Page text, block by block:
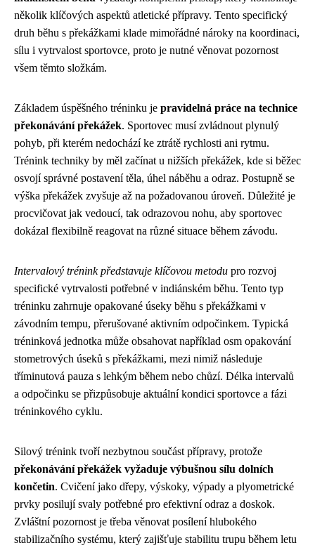
několik klíčových aspektů atletické přípravy. Tento specifický
druh běhu s překážkami klade mimořádné nároky na koordinaci,
sílu i vytrvalost sportovce, proto je nutné věnovat pozornost
všem těmto složkám.
Základem úspěšného tréninku je pravidelná práce na technice
překonávání překážek. Sportovec musí zvládnout plynulý
pohyb, při kterém nedochází ke ztrátě rychlosti ani rytmu.
Trénink techniky by měl začínat u nižších překážek, kde si běžec
osvojí správné postavení těla, úhel náběhu a odraz. Postupně se
výška překážek zvyšuje až na požadovanou úroveň. Důležité je
procvičovat jak vedoucí, tak odrazovou nohu, aby sportovec
dokázal flexibilně reagovat na různé situace během závodu.
Intervalový trénink představuje klíčovou metodu pro rozvoj
specifické vytrvalosti potřebné v indiánském běhu. Tento typ
tréninku zahrnuje opakované úseky běhu s překážkami v
závodním tempu, přerušované aktivním odpočinkem. Typická
tréninková jednotka může obsahovat například osm opakování
stometrových úseků s překážkami, mezi nimiž následuje
tříminutová pauza s lehkým během nebo chůzí. Délka intervalů
a odpočinku se přizpůsobuje aktuální kondici sportovce a fázi
tréninkového cyklu.
Silový trénink tvoří nezbytnou součást přípravy, protože
překonávání překážek vyžaduje výbušnou sílu dolních
končetin. Cvičení jako dřepy, výskoky, výpady a plyometrické
prvky posilují svaly potřebné pro efektivní odraz a doskok.
Zvláštní pozornost je třeba věnovat posílení hlubokého
stabilizačního systému, který zajišťuje stabilitu trupu během letu